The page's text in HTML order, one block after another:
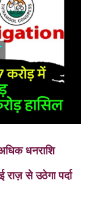
धनराशि
से उठेगा पर्दा